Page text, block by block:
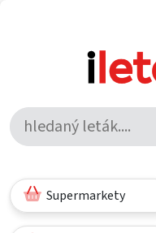
Supermarkety